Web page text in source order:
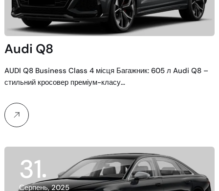
Audi Q8
AUDI Q8 Business Class 4 місця Багажник: 605 л Audi Q8 –
стильний кросовер преміум-класу…
31
Серпень, 2025